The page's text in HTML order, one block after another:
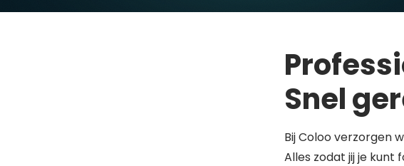
Snel
Bij Coloo verzorgen
Alles zodat jij je kunt